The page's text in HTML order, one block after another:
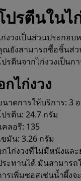
ปรตีนในไ
งวงเป็นส่วนประกอ
ณยังสามารถซื้อชิ้นส่ว
รตีนจากไก่งวงเป็น
กไก่งวง
นาดการให้บริการ: 3
รตีน: 24.7 กรัม
คลอรี: 135
มัน: 3.26 กรัม
กไก่งวงที่ไม่มีหนังและ
ระทานได้ มันสามารถ
ารเพิ่มซอสเช่นน้ำผึ้ง